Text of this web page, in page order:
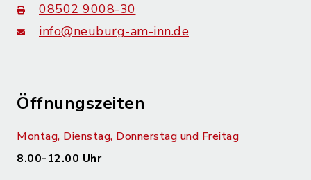
08502 9008-30
info@neuburg-am-inn.de
Öffnungszeiten
Montag, Dienstag, Donnerstag und Freitag
8.00-12.00 Uhr